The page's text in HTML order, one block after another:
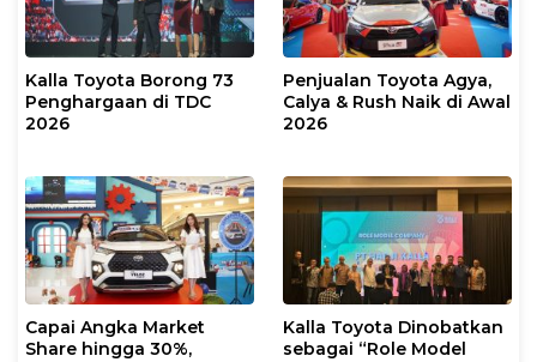
Kalla Toyota Borong 73
Penghargaan di TDC
2026
Penjualan Toyota Agya,
Calya & Rush Naik di Awal
2026
Capai Angka Market
Share hingga 30%,
Kalla Toyota Dinobatkan
sebagai “Role Model